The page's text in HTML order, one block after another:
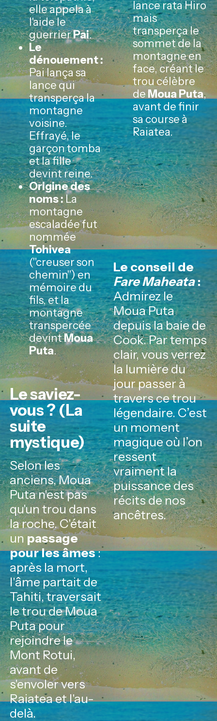
elle appela à
l'aide le
guerrierPai.
Le
dénouement :
Pai lança sa
lance qui
transperça la
montagne
voisine.
Effrayé, le
garçon tomba
et la fille
devint reine.
Origine des
noms :La
montagne
escaladée fut
nommée
Tohivea
("creuser son
chemin") en
mémoire du
fils, et la
montagne
transpercée
devintMoua
Puta.
Le saviez-
vous ? (La
suite
mystique)
Selon les
anciens, Moua
Puta n'est pas
qu'un trou dans
la roche. C'était
unpassage
pour les âmes:
après la mort,
l'âme partait de
Tahiti, traversait
le trou de Moua
Puta pour
rejoindre le
Mont Rotui,
avant de
s'envoler vers
Raiatea et l'au-
delà.
lance rata Hiro
mais
transperça le
sommet de la
montagne en
face, créant le
trou célèbre
deMoua Puta,
avant de finir
sa course à
Raiatea.
Le conseil de
Fare Maheata:
Admirez le
Moua Puta
depuis la baie de
Cook. Par temps
clair, vous verrez
la lumière du
jour passer à
travers ce trou
légendaire. C’est
un moment
magique où l’on
ressent
vraiment la
puissance des
récits de nos
ancêtres.